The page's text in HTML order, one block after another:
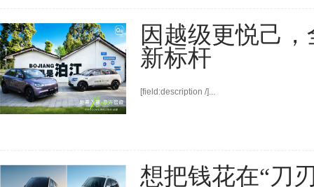
因越级更悦己
新标杆
[field:description /]...
想把钱花在“刀